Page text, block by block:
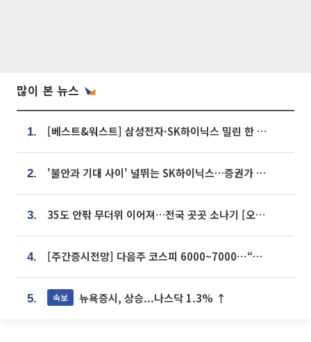
많이 본 뉴스
1. [베스트&워스트] 삼성전자·SK하이닉스 밀린 한 주…상상인증권은 85% 급등
2. '불안과 기대 사이' 널뛰는 SK하이닉스…증권가 "HBM4·LTA 기반 펀터멘털 견고"
3. 35도 안팎 무더위 이어져…전국 곳곳 소나기 [오늘 날씨]
4. [주간증시전망] 다음주 코스피 6000~7000⋯“外人 수급은 정책이 변수”
5. 속보 뉴욕증시, 상승...나스닥 1.3% ↑